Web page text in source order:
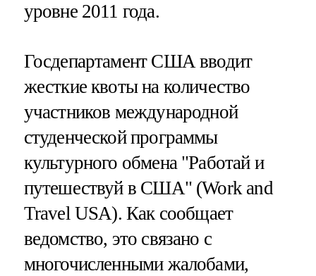
уровне 2011 года.
Госдепартамент США вводит
жесткие квоты на количество
участников международной
студенческой программы
культурного обмена "Работай и
путешествуй в США" (Work and
Travel USA). Как сообщает
ведомство, это связано с
многочисленными жалобами,